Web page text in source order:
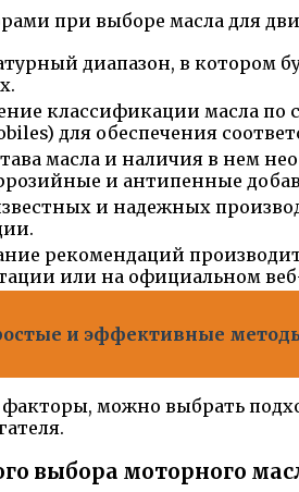
при выборе масла для
диапазон, в котором
классификации масла по
для обеспечения
масла и наличия в нем
и антипенные
и надежных
рекомендаций
или на официальном
и эффективные
можно выбрать
выбора моторного